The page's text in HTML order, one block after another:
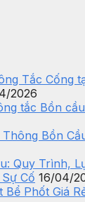
Tắc Cống
2026
tắc Bồn
Bồn
Quy Trình,
Cố 16/04/
Bể Phốt Giá